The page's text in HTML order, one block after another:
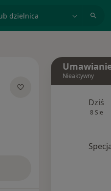
Nieaktywny
Dziś
8 Sie